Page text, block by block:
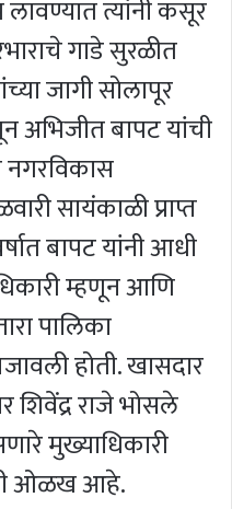
लावण्यात त्यांनी कसूर
गाडे सुरळीत
जागी सोलापूर
अभिजीत बापट यांची
नगरविकास
सायंकाळी प्राप्त
बापट यांनी आधी
म्हणून आणि
पालिका
होती. खासदार
राजे भोसले
मुख्याधिकारी
ओळख आहे.